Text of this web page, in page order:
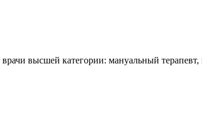
высшей категории: мануальный терапевт,